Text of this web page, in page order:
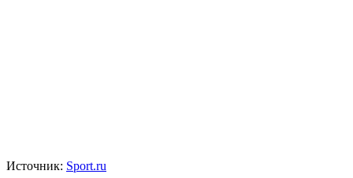
Источник: Sport.ru